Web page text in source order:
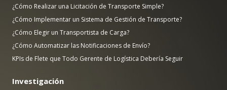
¿Cómo Realizar una Licitación de Transporte Simple?
¿Cómo Implementar un Sistema de Gestión de Transporte?
¿Cómo Elegir un Transportista de Carga?
¿Cómo Automatizar las Notificaciones de Envío?
KPIs de Flete que Todo Gerente de Logística Debería Seguir
Investigación